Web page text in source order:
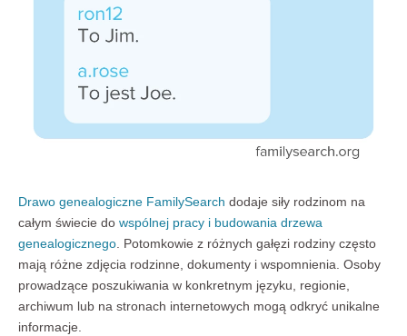
Drawo genealogiczne FamilySearch dodaje siły rodzinom na
całym świecie do wspólnej pracy i budowania drzewa
genealogicznego . Potomkowie z różnych gałęzi rodziny często
mają różne zdjęcia rodzinne, dokumenty i wspomnienia. Osoby
prowadzące poszukiwania w konkretnym języku, regionie,
archiwum lub na stronach internetowych mogą odkryć unikalne
informacje.